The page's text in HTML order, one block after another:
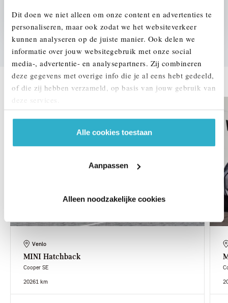
Dit doen we niet alleen om onze content en advertenties te
personaliseren, maar ook zodat we het websiteverkeer
kunnen analyseren op de juiste manier. Ook delen we
informatie over jouw websitegebruik met onze social
media-, advertentie- en analysepartners. Zij combineren
deze gegevens met overige info die je al eens hebt gedeeld,
of die zij hebben verzameld, op basis van jouw gebruik van
deze services.
Alle cookies toestaan
Aanpassen
Alleen noodzakelijke cookies
We verrekenen de waarde van uw auto
DEZE ZIJN VERGELIJKBAAR
Venlo
MINI Hatchback
Cooper SE
20261 km